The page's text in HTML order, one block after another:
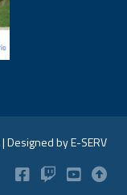
|Designed byE-SERV